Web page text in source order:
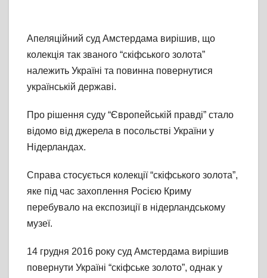
Апеляційний суд Амстердама вирішив, що
колекція так званого “скіфського золота”
належить Україні та повинна повернутися
українській державі.
Про рішення суду “Європейській правді” стало
відомо від джерела в посольстві України у
Нідерландах.
Справа стосується колекції “скіфського золота”,
яке під час захоплення Росією Криму
перебувало на експозиції в нідерландському
музеї.
14 грудня 2016 року суд Амстердама вирішив
повернути Україні “скіфське золото”, однак у